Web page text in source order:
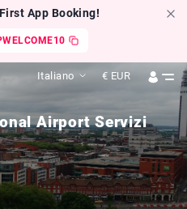
App Booking!
Italiano € EUR
Airport Servizi